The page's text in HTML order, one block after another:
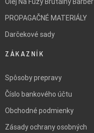
PROPAGAČNÉ MATERIÁLY
Darčekové sady
ZÁKAZNÍK
Spôsoby prepravy
Číslo bankového účtu
Obchodné podmienky
Zásady ochrany osobných